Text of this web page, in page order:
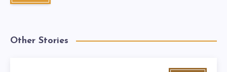
Other Stories